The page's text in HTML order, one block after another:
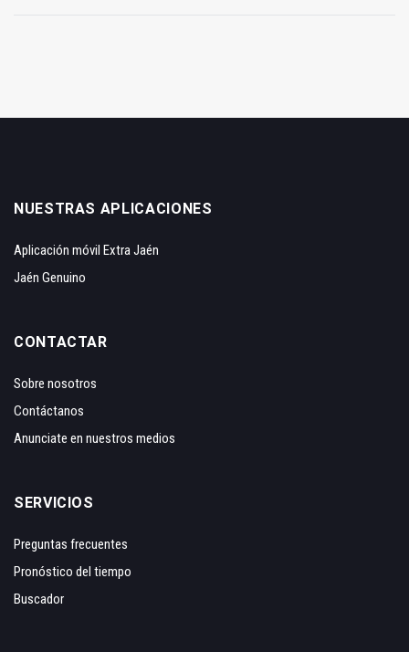
NUESTRAS APLICACIONES
Aplicación móvil Extra Jaén
Jaén Genuino
CONTACTAR
Sobre nosotros
Contáctanos
Anunciate en nuestros medios
SERVICIOS
Preguntas frecuentes
Pronóstico del tiempo
Buscador